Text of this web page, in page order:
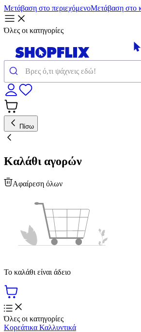
Μετάβαση στο περιεχόμενοΜετάβαση στο
Όλες οι κατηγορίες
Πίσω
Καλάθι αγορών
Αφαίρεση όλων
Το καλάθι είναι άδειο
Όλες οι κατηγορίες
Κορεάτικα Καλλυντικά